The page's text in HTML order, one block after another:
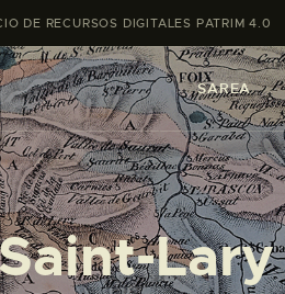
DE RECURSOS DIGITALES PATRIM 4.0
SAREA
Lary